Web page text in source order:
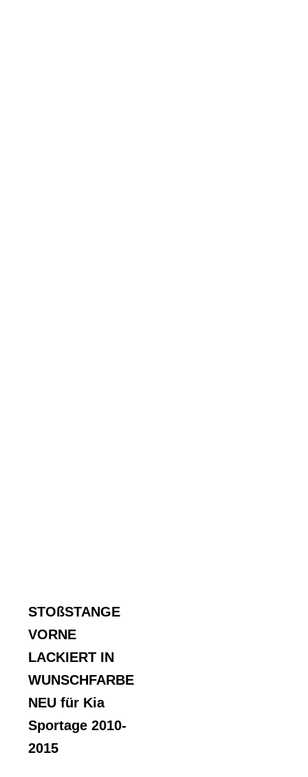
STOßSTANGE
VORNE
LACKIERT IN
WUNSCHFARBE
NEU für Kia
Sportage 2010-
2015